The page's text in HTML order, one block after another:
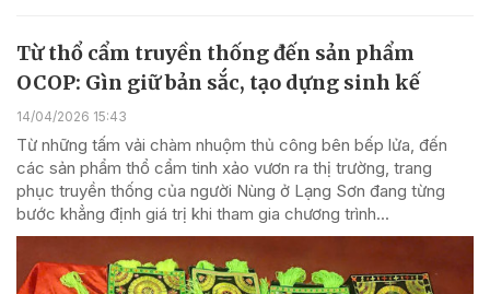
Từ thổ cẩm truyền thống đến sản phẩm
OCOP: Gìn giữ bản sắc, tạo dựng sinh kế
14/04/2026 15:43
Từ những tấm vải chàm nhuộm thủ công bên bếp lửa, đến
các sản phẩm thổ cẩm tinh xảo vươn ra thị trường, trang
phục truyền thống của người Nùng ở Lạng Sơn đang từng
bước khẳng định giá trị khi tham gia chương trình...